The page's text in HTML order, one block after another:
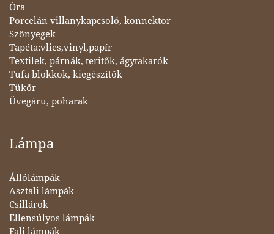
Óra
Porcelán villanykapcsoló, konnektor
Szőnyegek
Tapéta:vlies,vinyl,papír
Textilek, párnák, teritők, ágytakarók
Tufa blokkok, kiegészítők
Tükör
Üvegáru, poharak
Lámpa
Állólámpák
Asztali lámpák
Csillárok
Ellensúlyos lámpák
Fali lámpák